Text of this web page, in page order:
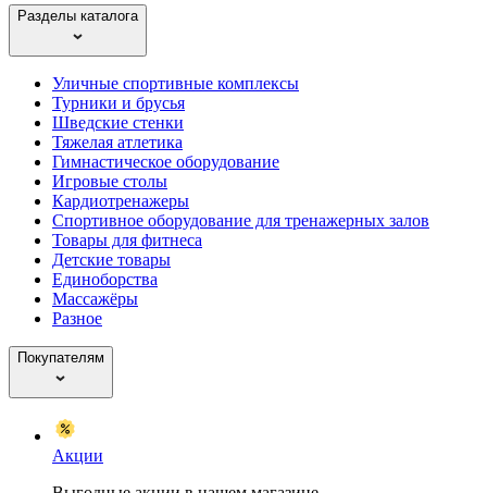
Разделы каталога
Уличные спортивные комплексы
Турники и брусья
Шведские стенки
Тяжелая атлетика
Гимнастическое оборудование
Игровые столы
Кардиотренажеры
Спортивное оборудование для тренажерных залов
Товары для фитнеса
Детские товары
Единоборства
Массажёры
Разное
Покупателям
Акции